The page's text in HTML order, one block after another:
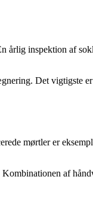
årlig inspektion af
Det vigtigste
mørtler er
af